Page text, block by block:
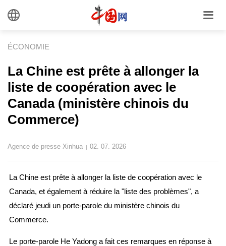
ÉCONOMIE
La Chine est prête à allonger la
liste de coopération avec le
Canada (ministère chinois du
Commerce)
Agence de presse Xinhua | 02. 07. 2026
La Chine est prête à allonger la liste de coopération avec le
Canada, et également à réduire la "liste des problèmes", a
déclaré jeudi un porte-parole du ministère chinois du
Commerce.
Le porte-parole He Yadong a fait ces remarques en réponse à